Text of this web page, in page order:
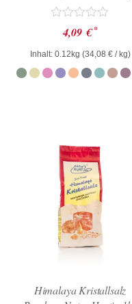
Bewertet
mit
0
von
5
4,09 € *
Inhalt: 0.12kg (34,08 €/ kg)
Himalaya Kristallsalz